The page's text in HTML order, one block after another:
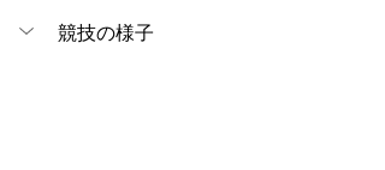
競技の様子